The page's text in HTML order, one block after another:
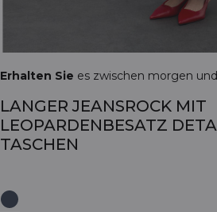
Erhalten Sie es zwischen morgen
LANGER JEANSROCK MIT
LEOPARDENBESATZ
TASCHEN